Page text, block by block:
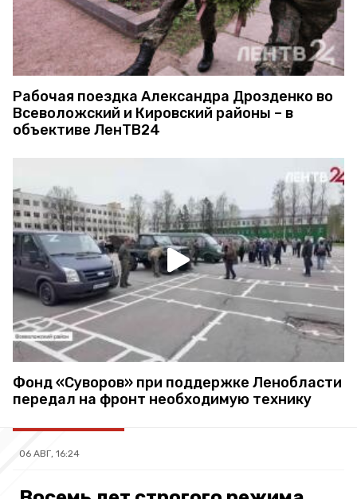
Рабочая поездка Александра Дрозденко во
Всеволожский и Кировский районы – в
объективе ЛенТВ24
Фонд «Суворов» при поддержке Ленобласти
передал на фронт необходимую технику
06 АВГ, 16:24